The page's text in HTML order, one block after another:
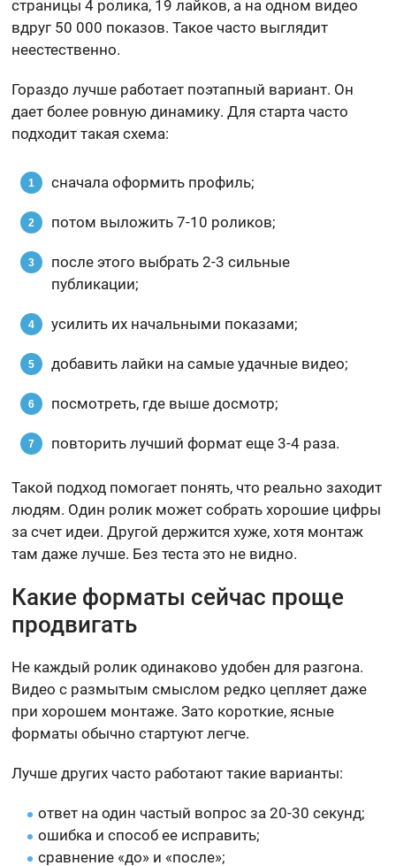
страницы 4 ролика, 19 лайков, а на одном видео
вдруг 50 000 показов. Такое часто выглядит
неестественно.
Гораздо лучше работает поэтапный вариант. Он
дает более ровную динамику. Для старта часто
подходит такая схема:
сначала оформить профиль;
потом выложить 7-10 роликов;
после этого выбрать 2-3 сильные
публикации;
усилить их начальными показами;
добавить лайки на самые удачные видео;
посмотреть, где выше досмотр;
повторить лучший формат еще 3-4 раза.
Такой подход помогает понять, что реально заходит
людям. Один ролик может собрать хорошие цифры
за счет идеи. Другой держится хуже, хотя монтаж
там даже лучше. Без теста это не видно.
Какие форматы сейчас проще
продвигать
Не каждый ролик одинаково удобен для разгона.
Видео с размытым смыслом редко цепляет даже
при хорошем монтаже. Зато короткие, ясные
форматы обычно стартуют легче.
Лучше других часто работают такие варианты:
ответ на один частый вопрос за 20-30 секунд;
ошибка и способ ее исправить;
сравнение «до» и «после»;